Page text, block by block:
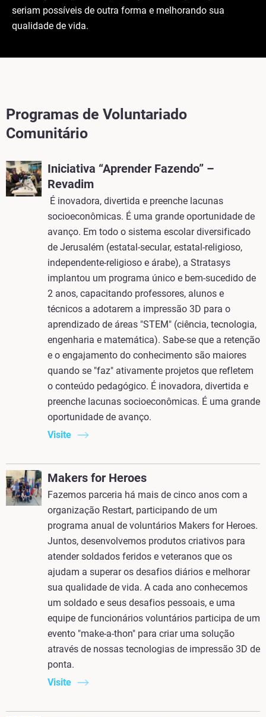
seriam possíveis de outra forma e melhorando sua
qualidade de vida.
Programas de Voluntariado
Comunitário
Iniciativa “Aprender Fazendo” –
Revadim
É inovadora, divertida e preenche lacunas
socioeconômicas. É uma grande oportunidade de
avanço. Em todo o sistema escolar diversificado
de Jerusalém (estatal-secular, estatal-religioso,
independente-religioso e árabe), a Stratasys
implantou um programa único e bem-sucedido de
2 anos, capacitando professores, alunos e
técnicos a adotarem a impressão 3D para o
aprendizado de áreas "STEM" (ciência, tecnologia,
engenharia e matemática). Sabe-se que a retenção
e o engajamento do conhecimento são maiores
quando se "faz" ativamente projetos que refletem
o conteúdo pedagógico. É inovadora, divertida e
preenche lacunas socioeconômicas. É uma grande
oportunidade de avanço.
Visite
Makers for Heroes
Fazemos parceria há mais de cinco anos com a
organização Restart, participando de um
programa anual de voluntários Makers for Heroes.
Juntos, desenvolvemos produtos criativos para
atender soldados feridos e veteranos que os
ajudam a superar os desafios diários e melhorar
sua qualidade de vida. A cada ano conhecemos
um soldado e seus desafios pessoais, e uma
equipe de funcionários voluntários participa de um
evento "make-a-thon" para criar uma solução
através de nossas tecnologias de impressão 3D de
ponta.
Visite